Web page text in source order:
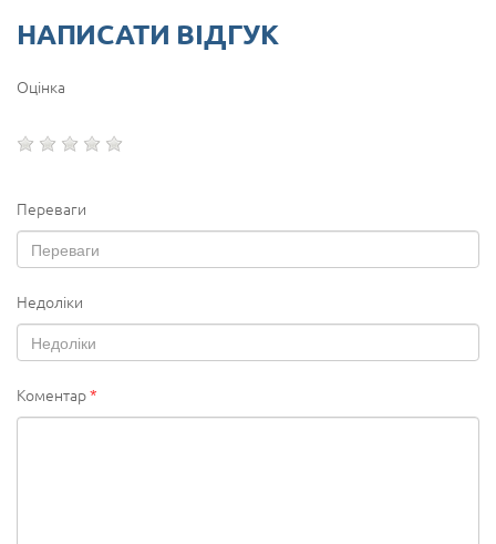
НАПИСАТИ ВІДГУК
Оцінка
Переваги
Недоліки
Коментар*